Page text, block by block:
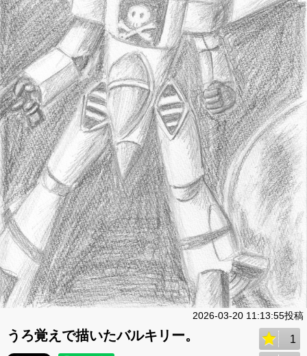
2026-03-20 11:13:55投稿
うろ覚えで描いたバルキリー。 1